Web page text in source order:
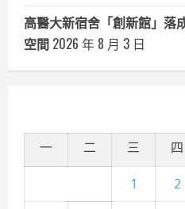
高醫大新宿舍「創新館」
空間 2026 年 8 月 3 日
一 二 三 四
1 2